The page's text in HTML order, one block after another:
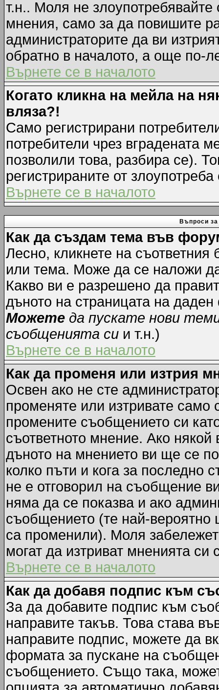
т.н.. Моля не
мнения, само за да повишите
администраторите да ви
обратно в началото, а още по-
Върнете се в началото
Когато кликна на мейла на
вляза?!
Само регистрирани
потребители чрез вградената
позволили това, разбира се).
регистрираните от
Върнете се в началото
Въпроси
Как да създам тема във
Лесно, кликнете на
или тема. Може да се наложи
Какво ви е разрешено да
дъното на страницата на
Можете да пускате нови
съобщенията си и т.н.)
Върнете се в началото
Как да променя или изтрия
Освен ако не сте
променяте или изтривате
промените съобщението си
съответното мнение. Ако
дъното на мнението ви ще се
колко пъти и кога за последно
не е отговорил на съобщение
няма да се показва и ако
съобщението (те най-
са променили). Моля
могат да изтриват мненията си
Върнете се в началото
Как да добавя подпис към
За да добавите подпис към
направите такъв. Това става
направите подпис, можете да
формата за пускане на
съобщението. Също така,